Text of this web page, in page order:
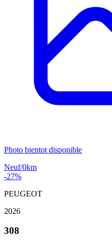
Photo bientot disponible
Neuf/0km
-27%
PEUGEOT
2026
308